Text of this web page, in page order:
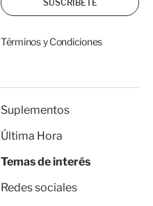
SUSCRÍBETE
Términos y Condiciones
Suplementos
Última Hora
Temas de interés
Redes sociales